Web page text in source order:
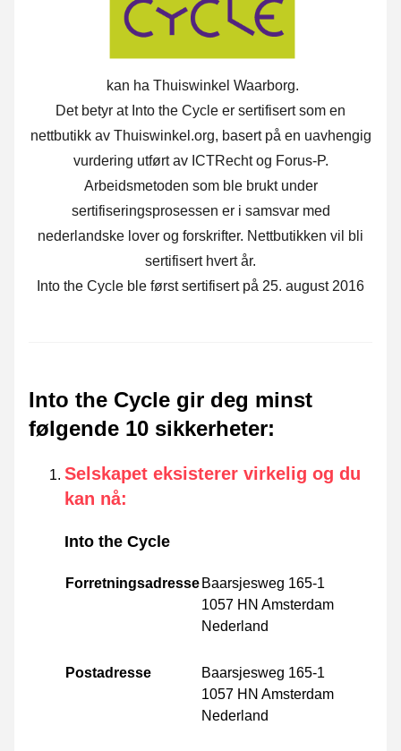
kan ha Thuiswinkel Waarborg.
Det betyr at Into the Cycle er sertifisert som en
nettbutikk av Thuiswinkel.org, basert på en uavhengig
vurdering utført av ICTRecht og Forus-P.
Arbeidsmetoden som ble brukt under
sertifiseringsprosessen er i samsvar med
nederlandske lover og forskrifter. Nettbutikken vil bli
sertifisert hvert år.
Into the Cycle ble først sertifisert på 25. august 2016
Into the Cycle gir deg minst
følgende 10 sikkerheter:
Selskapet eksisterer virkelig og du
kan nå:
Into the Cycle
Forretningsadresse Baarsjesweg 165-1
1057 HN Amsterdam
Nederland
Postadresse
Baarsjesweg 165-1
1057 HN Amsterdam
Nederland